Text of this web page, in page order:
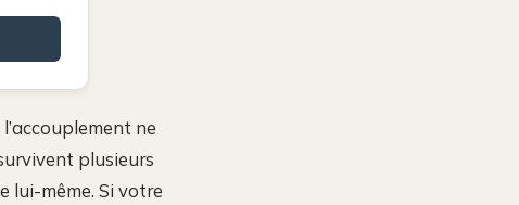
ne
plusieurs
lui-même. Si votre